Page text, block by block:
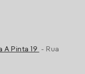
A Pinta 19
- Rua